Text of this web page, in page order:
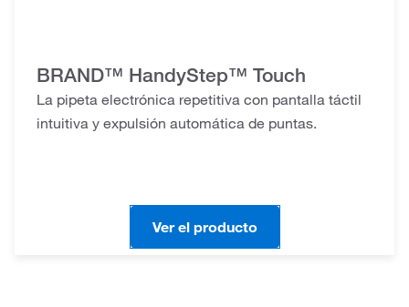
BRAND™ HandyStep™ Touch
La pipeta electrónica repetitiva con pantalla táctil
intuitiva y expulsión automática de puntas.
Ver el producto